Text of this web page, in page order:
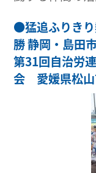
●猛追ふりき
勝 静岡・島田
第31回自治労
会 愛媛県松